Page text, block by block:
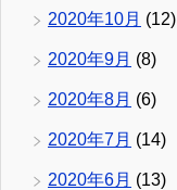
2020年10月 (12)
2020年9月 (8)
2020年8月 (6)
2020年7月 (14)
2020年6月 (13)